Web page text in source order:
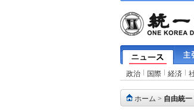
政治 国際 経済
ホーム > 自由統一